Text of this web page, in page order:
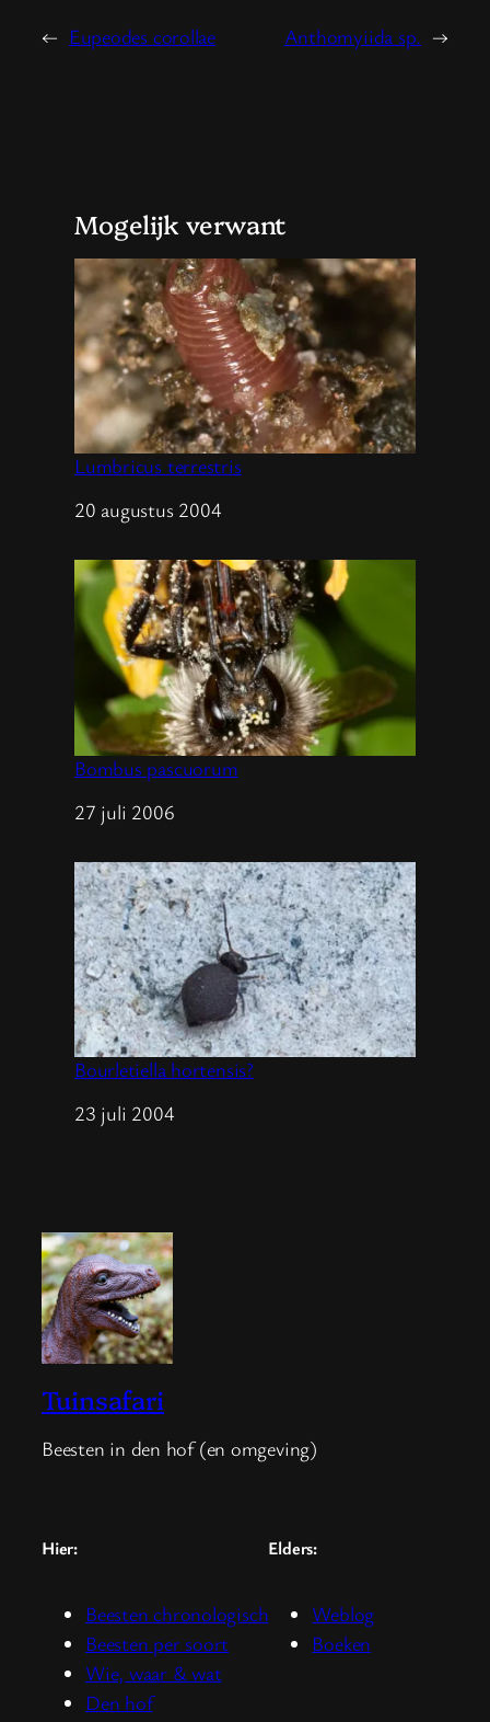
← Eupeodes corollae Anthomyiida sp. →
Mogelijk verwant
Lumbricus terrestris
Datum
20 augustus 2004
Bombus pascuorum
Datum
27 juli 2006
Bourletiella hortensis?
Datum
23 juli 2004
Tuinsafari
Beesten in den hof (en omgeving)
Hier:
Beesten chronologisch
Beesten per soort
Wie, waar & wat
Den hof
Elders:
Weblog
Boeken